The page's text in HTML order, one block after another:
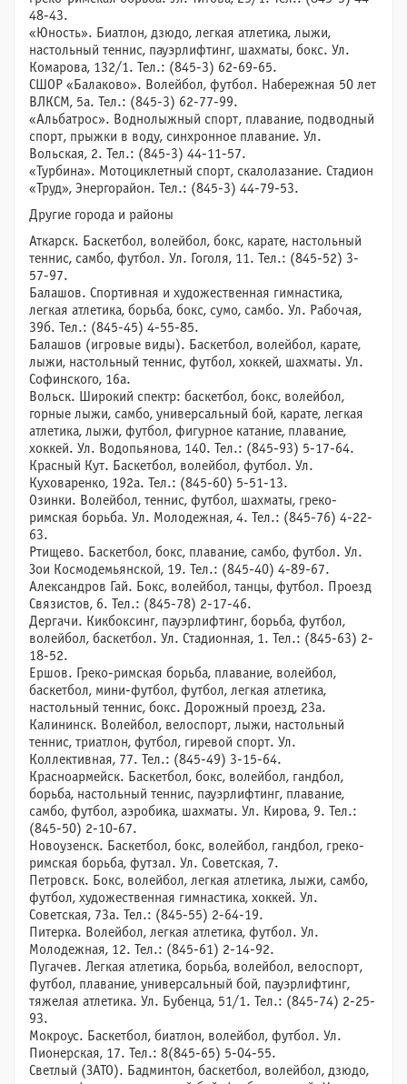
48-43.
«Юность». Биатлон, дзюдо, легкая атлетика, лыжи,
настольный теннис, пауэрлифтинг, шахматы, бокс. Ул.
Комарова, 132/1. Тел.: (845-3) 62-69-65.
СШОР «Балаково». Волейбол, футбол. Набережная 50 лет
ВЛКСМ, 5а. Тел.: (845-3) 62-77-99.
«Альбатрос». Воднолыжный спорт, плавание, подводный
спорт, прыжки в воду, синхронное плавание. Ул.
Вольская, 2. Тел.: (845-3) 44-11-57.
«Турбина». Мотоциклетный спорт, скалолазание. Стадион
«Труд», Энергорайон. Тел.: (845-3) 44-79-53.
Другие города и районы
Аткарск. Баскетбол, волейбол, бокс, карате, настольный
теннис, самбо, футбол. Ул. Гоголя, 11. Тел.: (845-52) 3-
57-97.
Балашов. Спортивная и художественная гимнастика,
легкая атлетика, борьба, бокс, сумо, самбо. Ул. Рабочая,
39б. Тел.: (845-45) 4-55-85.
Балашов (игровые виды). Баскетбол, волейбол, карате,
лыжи, настольный теннис, футбол, хоккей, шахматы. Ул.
Софинского, 16а.
Вольск. Широкий спектр: баскетбол, бокс, волейбол,
горные лыжи, самбо, универсальный бой, карате, легкая
атлетика, лыжи, футбол, фигурное катание, плавание,
хоккей. Ул. Водопьянова, 140. Тел.: (845-93) 5-17-64.
Красный Кут. Баскетбол, волейбол, футбол. Ул.
Куховаренко, 192а. Тел.: (845-60) 5-51-13.
Озинки. Волейбол, теннис, футбол, шахматы, греко-
римская борьба. Ул. Молодежная, 4. Тел.: (845-76) 4-22-
63.
Ртищево. Баскетбол, бокс, плавание, самбо, футбол. Ул.
Зои Космодемьянской, 19. Тел.: (845-40) 4-89-67.
Александров Гай. Бокс, волейбол, танцы, футбол. Проезд
Связистов, 6. Тел.: (845-78) 2-17-46.
Дергачи. Кикбоксинг, пауэрлифтинг, борьба, футбол,
волейбол, баскетбол. Ул. Стадионная, 1. Тел.: (845-63) 2-
18-52.
Ершов. Греко-римская борьба, плавание, волейбол,
баскетбол, мини-футбол, футбол, легкая атлетика,
настольный теннис, бокс. Дорожный проезд, 23а.
Калининск. Волейбол, велоспорт, лыжи, настольный
теннис, триатлон, футбол, гиревой спорт. Ул.
Коллективная, 77. Тел.: (845-49) 3-15-64.
Красноармейск. Баскетбол, бокс, волейбол, гандбол,
борьба, настольный теннис, пауэрлифтинг, плавание,
самбо, футбол, аэробика, шахматы. Ул. Кирова, 9. Тел.:
(845-50) 2-10-67.
Новоузенск. Баскетбол, бокс, волейбол, гандбол, греко-
римская борьба, футзал. Ул. Советская, 7.
Петровск. Бокс, волейбол, легкая атлетика, лыжи, самбо,
футбол, художественная гимнастика, хоккей. Ул.
Советская, 73а. Тел.: (845-55) 2-64-19.
Питерка. Волейбол, легкая атлетика, футбол. Ул.
Молодежная, 12. Тел.: (845-61) 2-14-92.
Пугачев. Легкая атлетика, борьба, волейбол, велоспорт,
футбол, плавание, универсальный бой, пауэрлифтинг,
тяжелая атлетика. Ул. Бубенца, 51/1. Тел.: (845-74) 2-25-
93.
Мокроус. Баскетбол, биатлон, волейбол, футбол. Ул.
Пионерская, 17. Тел.: 8(845-65) 5-04-55.
Светлый (ЗАТО). Бадминтон, баскетбол, волейбол, дзюдо,